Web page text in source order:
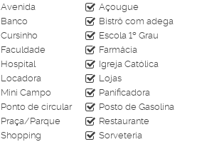
Avenida
Açougue
Banco
Bistrô com adega
Cursinho
Escola 1º Grau
Faculdade
Farmácia
Hospital
Igreja Católica
Locadora
Lojas
Mini Campo
Panificadora
Ponto de circular
Posto de Gasolina
Praça/Parque
Restaurante
Shopping Sorveteria